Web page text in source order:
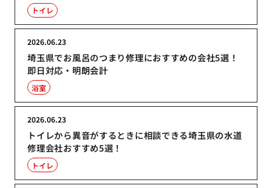
トイレ
埼玉県でお風呂のつまり修理におすすめの会社5選！
即日対応・明朗会計
2026.06.23
浴室
トイレから異音がするときに相談できる埼玉県の水道
修理会社おすすめ5選！
2026.06.23
トイレ